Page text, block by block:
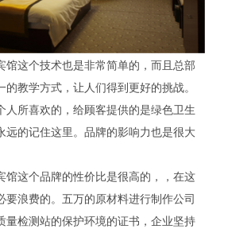
这个技术也是非常简单的，而且总部
教学方式，让人们得到更好的挑战。
人所喜欢的，给顾客提供的是绿色卫生
远的记住这里。品牌的影响力也是很大
这个品牌的性价比是很高的，，在这
要浪费的。五万的原材料进行制作公司
量检测站的保护环境的证书，企业坚持